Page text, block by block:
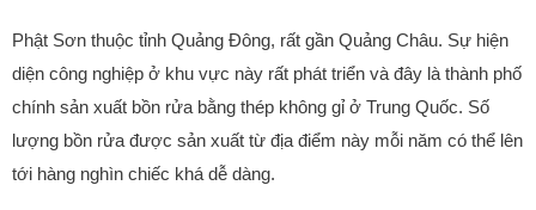
Phật Sơn thuộc tỉnh Quảng Đông, rất gần Quảng Châu. Sự hiện
diện công nghiệp ở khu vực này rất phát triển và đây là thành phố
chính sản xuất bồn rửa bằng thép không gỉ ở Trung Quốc. Số
lượng bồn rửa được sản xuất từ ​​​​địa điểm này mỗi năm có thể lên
tới hàng nghìn chiếc khá dễ dàng.